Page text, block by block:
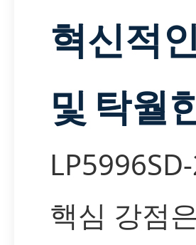
혁신적
및 탁월
핵심 강점